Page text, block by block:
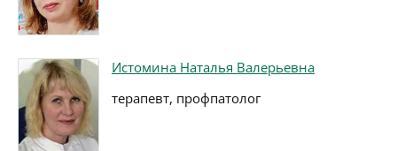
Истомина Наталья Валерьевна
терапевт, профпатолог